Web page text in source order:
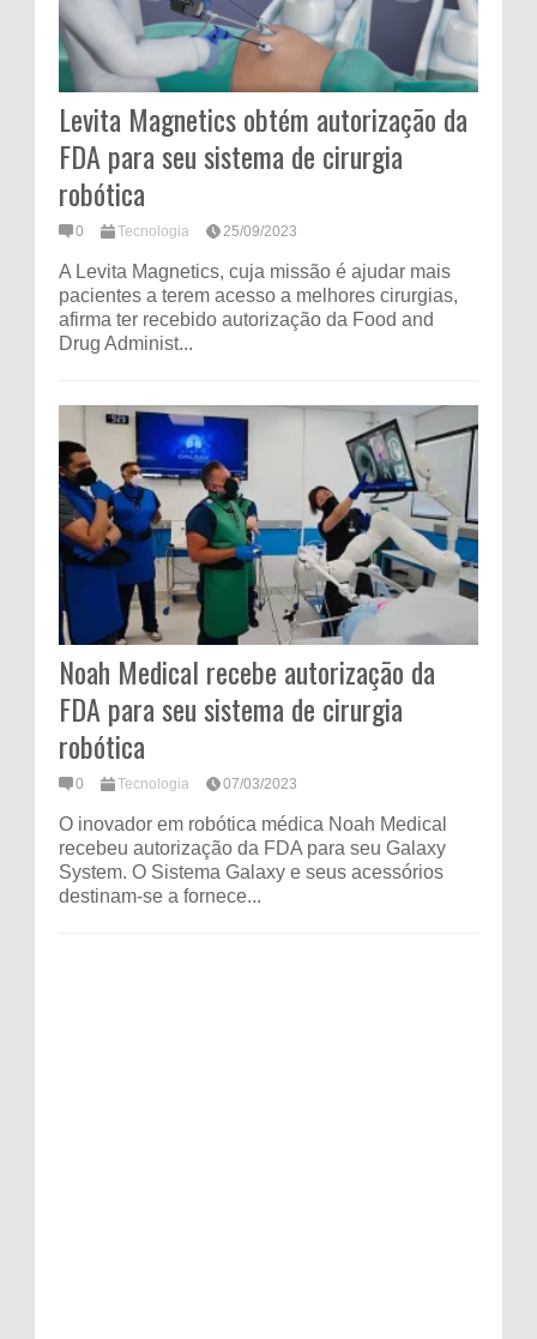
Levita Magnetics obtém autorização da
FDA para seu sistema de cirurgia
robótica
0 Tecnologia 25/09/2023
A Levita Magnetics, cuja missão é ajudar mais
pacientes a terem acesso a melhores cirurgias,
afirma ter recebido autorização da Food and
Drug Administ...
Noah Medical recebe autorização da
FDA para seu sistema de cirurgia
robótica
0 Tecnologia 07/03/2023
O inovador em robótica médica Noah Medical
recebeu autorização da FDA para seu Galaxy
System. O Sistema Galaxy e seus acessórios
destinam-se a fornece...